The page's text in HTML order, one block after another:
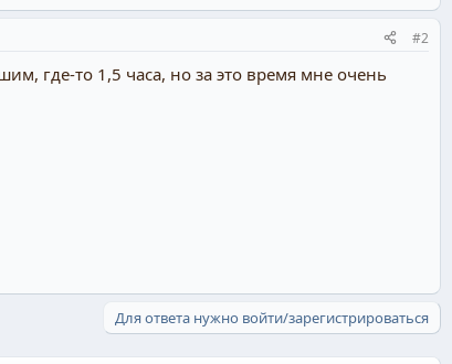
#2
где-то 1,5 часа, но за это время мне очень
Для ответа нужно войти/зарегистрироваться